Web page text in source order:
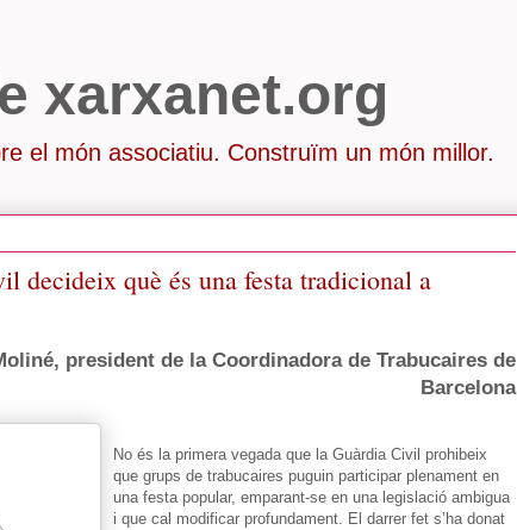
xarxanet.org
el món associatiu. Construïm un món millor.
decideix què és una festa tradicional a
president de la Coordinadora de Trabucaires de
Barcelona
No és la primera vegada que la Guàrdia Civil prohibeix
que grups de trabucaires puguin participar plenament en
una festa popular, emparant-se en una legislació ambigua
i que cal modificar profundament. El darrer fet s’ha donat